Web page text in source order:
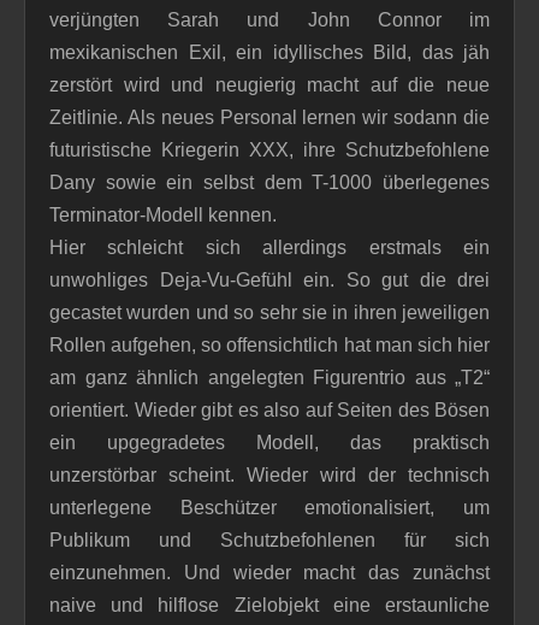
verjüngten Sarah und John Connor im
mexikanischen Exil, ein idyllisches Bild, das jäh
zerstört wird und neugierig macht auf die neue
Zeitlinie. Als neues Personal lernen wir sodann die
futuristische Kriegerin XXX, ihre Schutzbefohlene
Dany sowie ein selbst dem T-1000 überlegenes
Terminator-Modell kennen.
Hier schleicht sich allerdings erstmals ein
unwohliges Deja-Vu-Gefühl ein. So gut die drei
gecastet wurden und so sehr sie in ihren jeweiligen
Rollen aufgehen, so offensichtlich hat man sich hier
am ganz ähnlich angelegten Figurentrio aus „T2“
orientiert. Wieder gibt es also auf Seiten des Bösen
ein upgegradetes Modell, das praktisch
unzerstörbar scheint. Wieder wird der technisch
unterlegene Beschützer emotionalisiert, um
Publikum und Schutzbefohlenen für sich
einzunehmen. Und wieder macht das zunächst
naive und hilflose Zielobjekt eine erstaunliche